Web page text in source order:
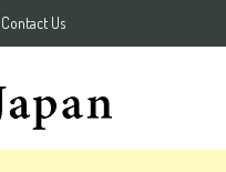
Contact Us